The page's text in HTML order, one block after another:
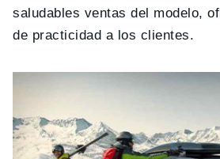
saludables ventas del modelo,
de practicidad a los clientes.